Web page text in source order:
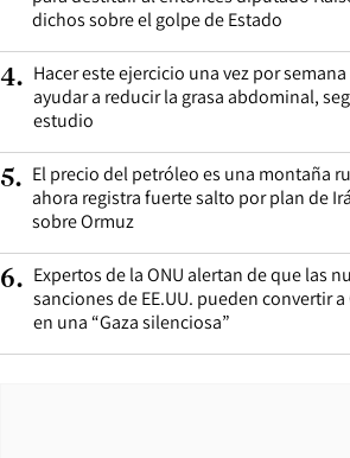
dichos sobre el golpe de Estado
4. Hacer este ejercicio una vez por
ayudar a reducir la grasa abdominal,
estudio
5. El precio del petróleo es una montaña
ahora registra fuerte salto por plan de
sobre Ormuz
6. Expertos de la ONU alertan de que las
sanciones de EE.UU. pueden convertir a
en una “Gaza silenciosa”